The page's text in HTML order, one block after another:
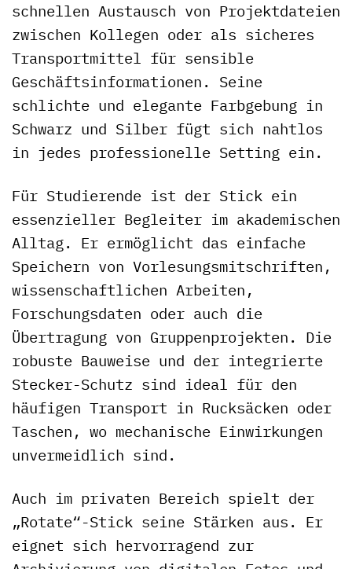
schnellen Austausch von Projektdateien
zwischen Kollegen oder als sicheres
Transportmittel für sensible
Geschäftsinformationen. Seine
schlichte und elegante Farbgebung in
Schwarz und Silber fügt sich nahtlos
in jedes professionelle Setting ein.
Für Studierende ist der Stick ein
essenzieller Begleiter im akademischen
Alltag. Er ermöglicht das einfache
Speichern von Vorlesungsmitschriften,
wissenschaftlichen Arbeiten,
Forschungsdaten oder auch die
Übertragung von Gruppenprojekten. Die
robuste Bauweise und der integrierte
Stecker-Schutz sind ideal für den
häufigen Transport in Rucksäcken oder
Taschen, wo mechanische Einwirkungen
unvermeidlich sind.
Auch im privaten Bereich spielt der
„Rotate“-Stick seine Stärken aus. Er
eignet sich hervorragend zur